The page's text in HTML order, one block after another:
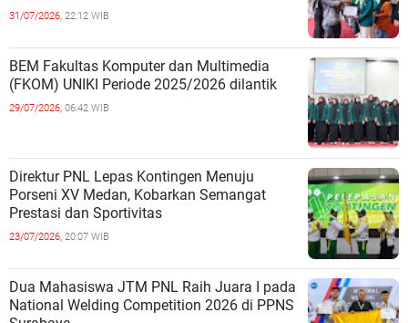
31/07/2026, 22:12 WIB
BEM Fakultas Komputer dan Multimedia
(FKOM) UNIKI Periode 2025/2026 dilantik
29/07/2026, 06:42 WIB
Direktur PNL Lepas Kontingen Menuju
Porseni XV Medan, Kobarkan Semangat
Prestasi dan Sportivitas
23/07/2026, 20:07 WIB
Dua Mahasiswa JTM PNL Raih Juara I pada
National Welding Competition 2026 di PPNS